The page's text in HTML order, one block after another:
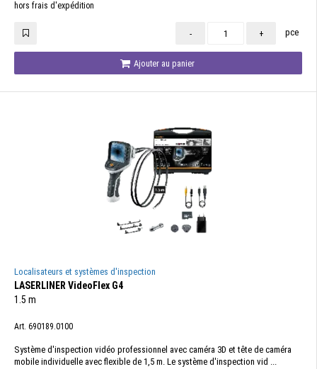
hors frais d'expédition
- + pce
Ajouter au panier
Localisateurs et systèmes d'inspection
LASERLINER VideoFlex G4
1.5 m
Art. 690189.0100
Système d'inspection vidéo professionnel avec caméra 3D et tête de caméra
mobile individuelle avec flexible de 1,5 m. Le système d'inspection vid ...